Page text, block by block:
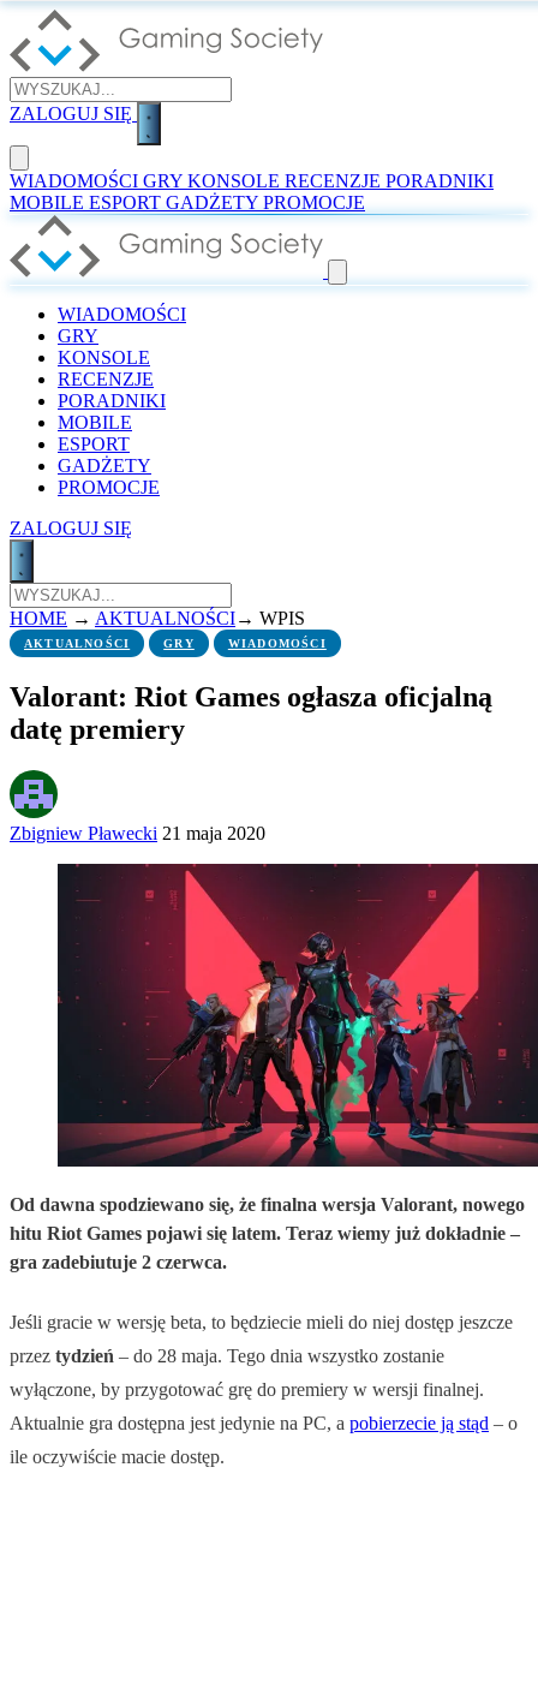
ZALOGUJ SIĘ
WIADOMOŚCI GRY KONSOLE RECENZJE PORADNIKI
MOBILE ESPORT GADŻETY PROMOCJE
WIADOMOŚCI
GRY
KONSOLE
RECENZJE
PORADNIKI
MOBILE
ESPORT
GADŻETY
PROMOCJE
ZALOGUJ SIĘ
HOME → AKTUALNOŚCI→ WPIS
AKTUALNOŚCI GRY WIADOMOŚCI
Valorant: Riot Games ogłasza oficjalną
datę premiery
Zbigniew Pławecki 21 maja 2020
Od dawna spodziewano się, że finalna wersja Valorant, nowego
hitu Riot Games pojawi się latem. Teraz wiemy już dokładnie –
gra zadebiutuje 2 czerwca.
Jeśli gracie w wersję beta, to będziecie mieli do niej dostęp jeszcze
przez tydzień – do 28 maja. Tego dnia wszystko zostanie
wyłączone, by przygotować grę do premiery w wersji finalnej.
Aktualnie gra dostępna jest jedynie na PC, a pobierzecie ją stąd – o
ile oczywiście macie dostęp.